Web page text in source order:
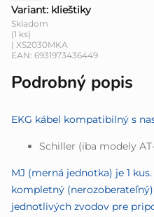
Variant: klieštiky
Skladom
(1 ks)
| XS2030MKA
EAN: 6931973436449
Podrobný popis
EKG kábel kompatibilný s
Schiller (iba modely AT-
MJ (merná jednotka) je 1
kompletný
jednotlivých zvodov pre